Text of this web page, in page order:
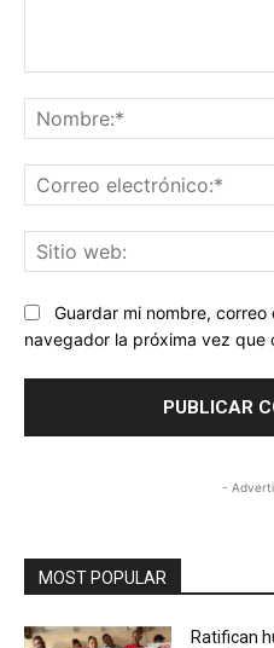
Guardar mi nombre,
navegador la próxima vez que
-
MOST POPULAR
Ratifican